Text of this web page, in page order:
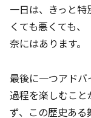
一日は、きっと
くても悪くても
奈にはあります。
最後に一つアド
過程を楽しむこ
ず、この歴史あ